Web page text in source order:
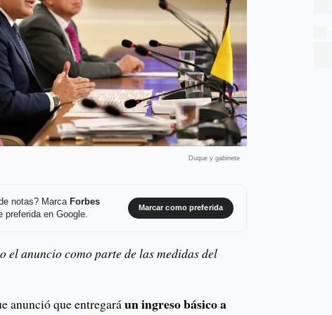
Duque y gabinete
notas? Marca Forbes
en Google.
Marcar como preferida
el anuncio como parte de las medidas del
anunció que entregaráun ingreso básico a